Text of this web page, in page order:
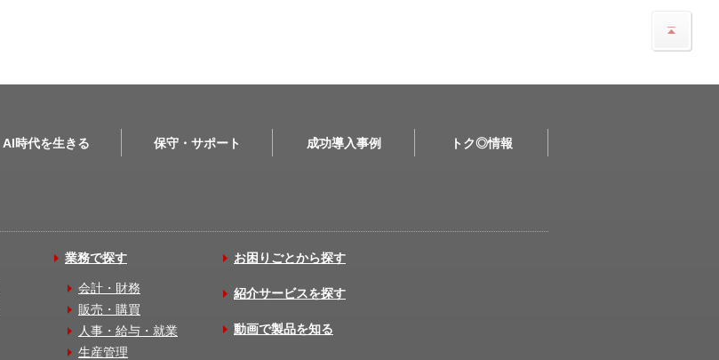
AI時代を生きる 保守・サポート 成功導入事例 トク◎情報
業務で探す
会計・財務
販売・購買
人事・給与・就業
生産管理
お困りごとから探す
紹介サービスを探す
動画で製品を知る